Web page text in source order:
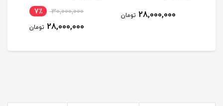
28,000,000 تومان 30,000,000 7٪
28,000,000 تومان